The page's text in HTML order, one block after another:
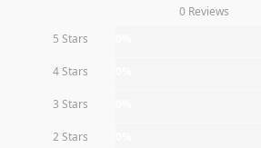
0 Reviews
5 Stars
4 Stars
3 Stars
2 Stars